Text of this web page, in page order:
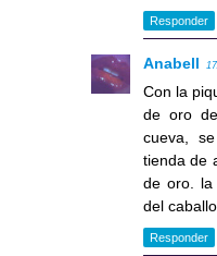
Responder
Anabell
Con la
de oro
cueva,
tienda de
de oro. la
del
Responder